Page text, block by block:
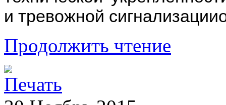
и тревожной
Продолжить чтение